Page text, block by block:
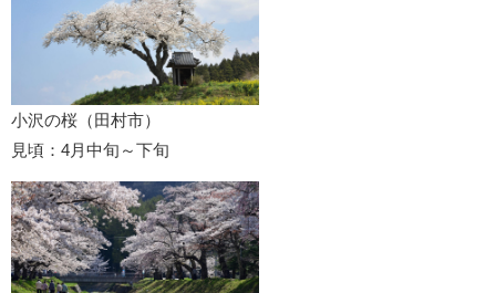
小沢の桜（田村市）
見頃：4月中旬～下旬